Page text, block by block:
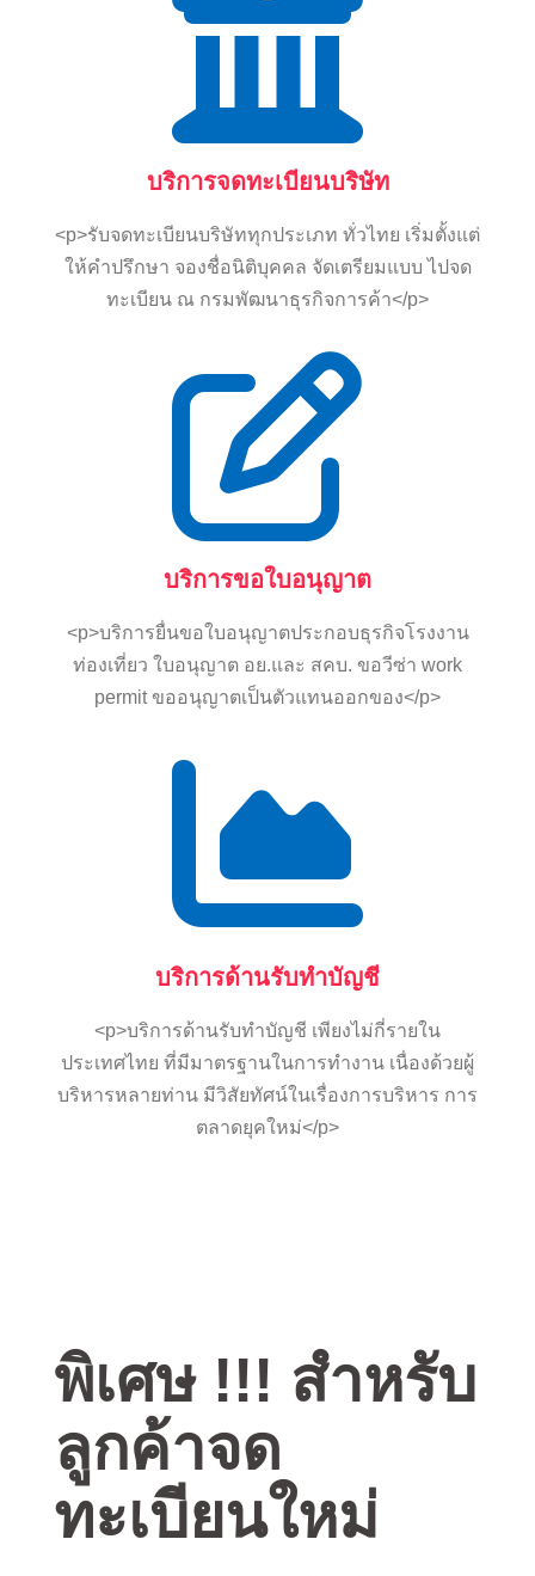
บริการจดทะเบียนบริษัท
<p>รับจดทะเบียนบริษัททุกประเภท ทั่วไทย เริ่มตั้งแต่
ให้คำปรึกษา จองชื่อนิติบุคคล จัดเตรียมแบบ ไปจด
ทะเบียน ณ กรมพัฒนาธุรกิจการค้า</p>
บริการขอใบอนุญาต
<p>บริการยื่นขอใบอนุญาตประกอบธุรกิจโรงงาน
ท่องเที่ยว ใบอนุญาต อย.และ สคบ. ขอวีซ่า work
permit ขออนุญาตเป็นตัวแทนออกของ</p>
บริการด้านรับทำบัญชี
<p>บริการด้านรับทำบัญชี เพียงไม่กี่รายใน
ประเทศไทย ที่มีมาตรฐานในการทำงาน เนื่องด้วยผู้
บริหารหลายท่าน มีวิสัยทัศน์ในเรื่องการบริหาร การ
ตลาดยุคใหม่</p>
พิเศษ !!! สำหรับ
ลูกค้าจด
ทะเบียนใหม่